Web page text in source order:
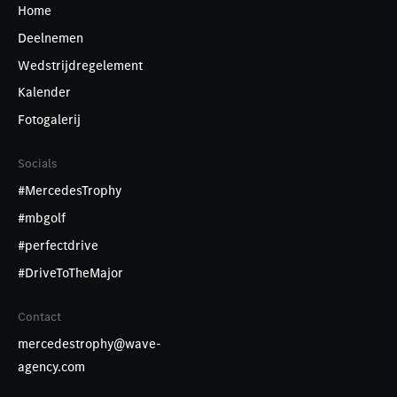
Home
Deelnemen
Wedstrijdregelement
Kalender
Fotogalerij
Socials
#MercedesTrophy
#mbgolf
#perfectdrive
#DriveToTheMajor
Contact
mercedestrophy@wave-
agency.com